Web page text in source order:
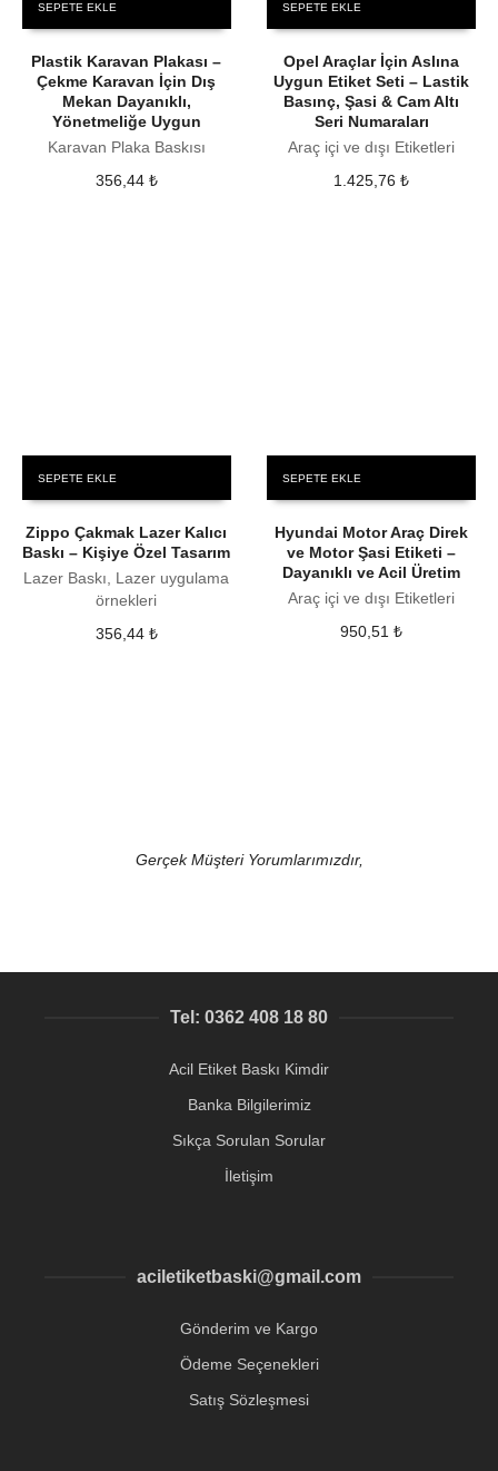
SEPETE EKLE
Plastik Karavan Plakası –
Çekme Karavan İçin Dış
Mekan Dayanıklı,
Yönetmeliğe Uygun
Karavan Plaka Baskısı
356,44 ₺
SEPETE EKLE
Opel Araçlar İçin Aslına
Uygun Etiket Seti – Lastik
Basınç, Şasi & Cam Altı
Seri Numaraları
Araç içi ve dışı Etiketleri
1.425,76₺
SEPETE EKLE
Zippo Çakmak Lazer Kalıcı
Baskı – Kişiye Özel Tasarım
Lazer Baskı, Lazer uygulama
örnekleri
356,44 ₺
SEPETE EKLE
Hyundai Motor Araç Direk
ve Motor Şasi Etiketi –
Dayanıklı ve Acil Üretim
Araç içi ve dışı Etiketleri
950,51₺
Gerçek Müşteri Yorumlarımızdır,
Tel: 0362 408 18 80
Acil Etiket Baskı Kimdir
Banka Bilgilerimiz
Sıkça Sorulan Sorular
İletişim
aciletiketbaski@gmail.com
Gönderim ve Kargo
Ödeme Seçenekleri
Satış Sözleşmesi